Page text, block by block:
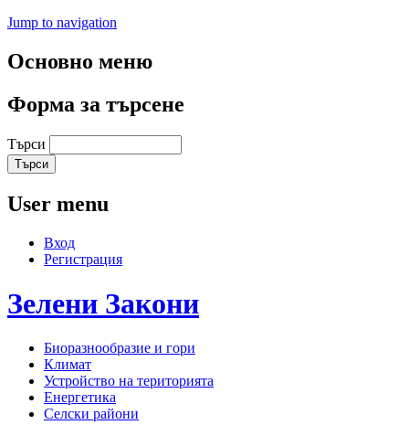
Jump to navigation
Основно меню
Форма за търсене
Търси
User menu
Вход
Регистрация
Зелени Закони
Биоразнообразие и гори
Климат
Устройство на територията
Енергетика
Селски райони